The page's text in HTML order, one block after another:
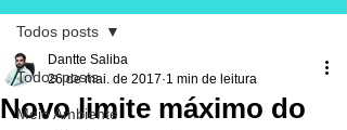
Todos posts
Meio Ambiente
Todos posts
Novo limite máximo do
Dantte Saliba
26 de mai. de 2017 1 min de leitura